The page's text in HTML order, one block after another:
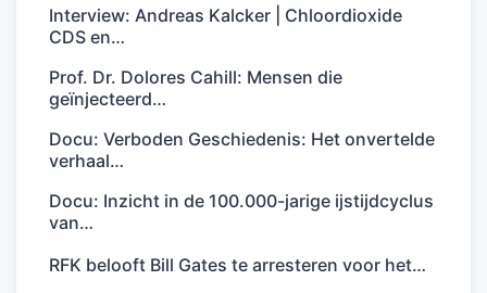
Interview: Andreas Kalcker | Chloordioxide
CDS en…
Prof. Dr. Dolores Cahill: Mensen die
geïnjecteerd…
Docu: Verboden Geschiedenis: Het onvertelde
verhaal…
Docu: Inzicht in de 100.000-jarige ijstijdcyclus
van…
RFK belooft Bill Gates te arresteren voor het…